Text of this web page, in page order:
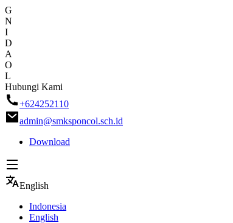
G
N
I
D
A
O
L
Skip
to
content
Hubungi Kami
+624252110
admin@smksponcol.sch.id
Download
English
Indonesia
English